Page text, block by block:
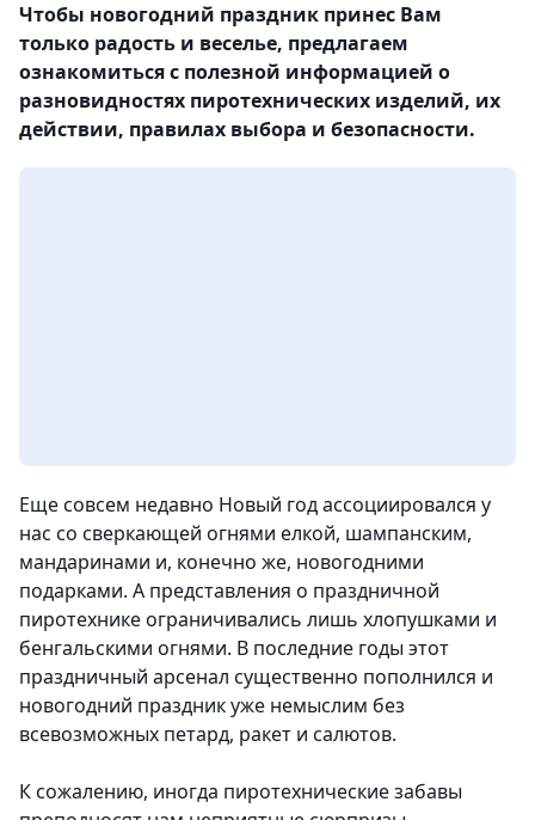
Чтобы новогодний праздник принес Вам
только радость и веселье, предлагаем
ознакомиться с полезной информацией о
разновидностях пиротехнических изделий, их
действии, правилах выбора и безопасности.
Еще совсем недавно Новый год ассоциировался у
нас со сверкающей огнями елкой, шампанским,
мандаринами и, конечно же, новогодними
подарками. А представления о праздничной
пиротехнике ограничивались лишь хлопушками и
бенгальскими огнями. В последние годы этот
праздничный арсенал существенно пополнился и
новогодний праздник уже немыслим без
всевозможных петард, ракет и салютов.
К сожалению, иногда пиротехнические забавы